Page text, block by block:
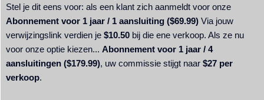
Stel je dit eens voor: als een klant zich aanmeldt voor onze
Abonnement voor 1 jaar / 1 aansluiting ($69.99) Via jouw
verwijzingslink verdien je $10.50 bij die ene verkoop. Als ze nu
voor onze optie kiezen... Abonnement voor 1 jaar / 4
aansluitingen ($179.99), uw commissie stijgt naar $27 per
verkoop.